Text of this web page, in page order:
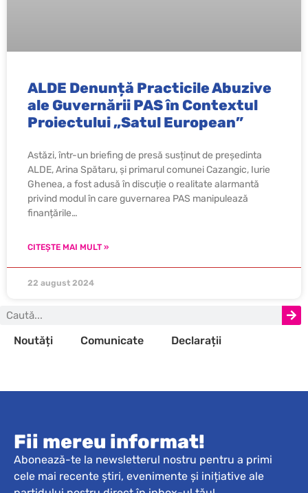
ALDE Denunță Practicile Abuzive
ale Guvernării PAS în Contextul
Proiectului „Satul European”
Astăzi, într-un briefing de presă susținut de președinta
ALDE, Arina Spătaru, și primarul comunei Cazangic, Iurie
Ghenea, a fost adusă în discuție o realitate alarmantă
privind modul în care guvernarea PAS manipulează
finanțările…
CITEȘTE MAI MULT »
22 august 2024
Noutăți Comunicate Declarații
Fii mereu informat!
Abonează-te la newsletterul nostru pentru a primi
cele mai recente știri, evenimente și inițiative ale